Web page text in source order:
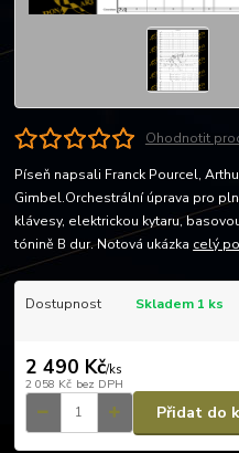
Ohodnotit
Píseň napsali Franck Pourcel,
Gimbel.Orchestrální úprava pro
klávesy, elektrickou kytaru,
tónině B dur. Notová ukázka celý
Dostupnost Skladem 1 ks
2 490 Kč/ks
2 058 Kč bez DPH
Přidat do